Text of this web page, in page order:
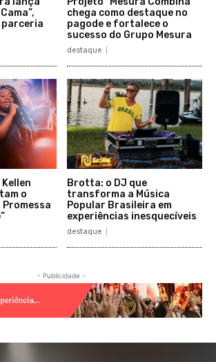
chega como destaque no
pagode e fortalece o
sucesso do Grupo Mesura
destaque
Kellen
o
Promessa
Brotta: o DJ que
transforma a Música
Popular Brasileira em
experiências inesquecíveis
destaque
- Publicidade -